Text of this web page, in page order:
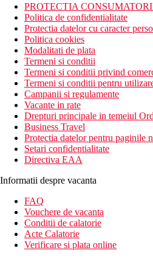
PROTECTIA
Politica de confidentialitate
Protectia datelor cu caracter
Politica cookies
Modalitati de plata
Termeni si conditii
Termeni si conditii privind
Termeni si conditii pentru
Campanii si regulamente
Vacante in rate
Drepturi principale in temeiul
Business Travel
Protectia datelor pentru paginile
Setari confidentialitate
Directiva EAA
Informatii despre vacanta
FAQ
Vouchere de vacanta
Conditii de calatorie
Acte Calatorie
Verificare si plata online